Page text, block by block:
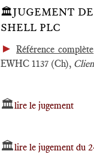
🏛️JUGEMENT DE
SHELL PLC
►Référence complète
EWHC 1137 (Ch),
🏛️lire le jugement
🏛️lire le jugement du